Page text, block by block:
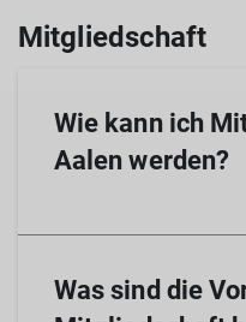
Wie kann ich
Aalen werden?
der Sektion
Was sind die